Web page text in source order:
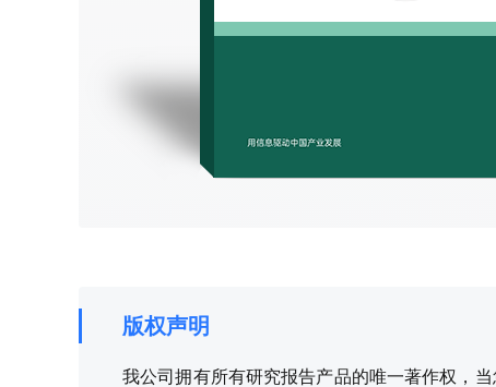
版权声明
我公司拥有所有研究报告产品的唯一著作权，